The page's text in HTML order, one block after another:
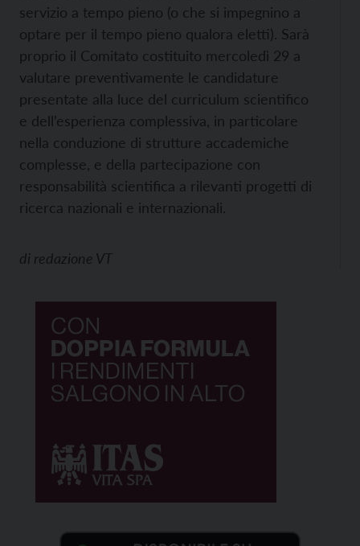
servizio a tempo pieno (o che si impegnino a
optare per il tempo pieno qualora eletti). Sarà
proprio il Comitato costituito mercoledì 29 a
valutare preventivamente le candidature
presentate alla luce del curriculum scientifico
e dell’esperienza complessiva, in particolare
nella conduzione di strutture accademiche
complesse, e della partecipazione con
responsabilità scientifica a rilevanti progetti di
ricerca nazionali e internazionali.
di redazione VT